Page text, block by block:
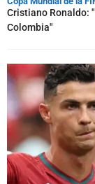
Cristiano Ronaldo:
Colombia"